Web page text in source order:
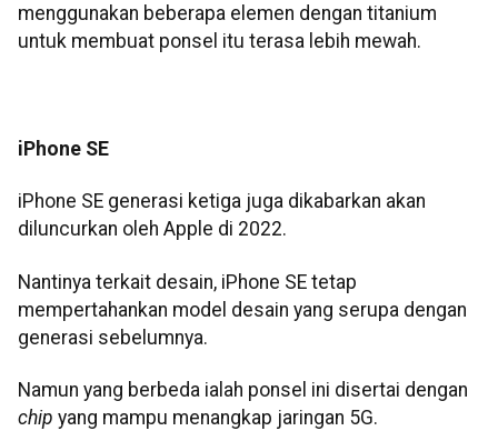
menggunakan beberapa elemen dengan titanium
untuk membuat ponsel itu terasa lebih mewah.
iPhone SE
iPhone SE generasi ketiga juga dikabarkan akan
diluncurkan oleh Apple di 2022.
Nantinya terkait desain, iPhone SE tetap
mempertahankan model desain yang serupa dengan
generasi sebelumnya.
Namun yang berbeda ialah ponsel ini disertai dengan
chip yang mampu menangkap jaringan 5G.